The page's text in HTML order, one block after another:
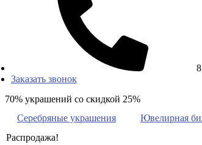
Заказать звонок
70% украшений со скидкой 25%
Серебряные украшения
Ювелирная
Распродажа!